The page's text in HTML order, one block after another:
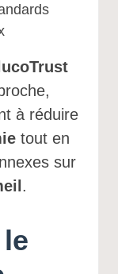
à réduire
tout en
sur
.